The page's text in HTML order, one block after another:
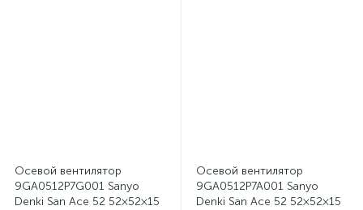
Осевой вентилятор
9GA0512P7G001 Sanyo
Denki San Ace 52 52×52×15
Осевой вентилятор
9GA0512P7A001 Sanyo
Denki San Ace 52 52×52×15